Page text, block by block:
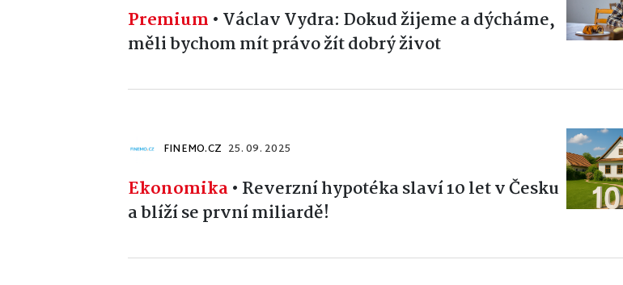
Premium • Václav Vydra: Dokud žijeme a dýcháme,
měli bychom mít právo žít dobrý život
FINEMO.CZ 25. 09. 2025
Ekonomika• Reverzní hypotéka slaví 10 let v Česku
a blíží se první miliardě!